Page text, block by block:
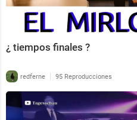
¿ tiempos finales ?
redferne | 95 Reproducciones